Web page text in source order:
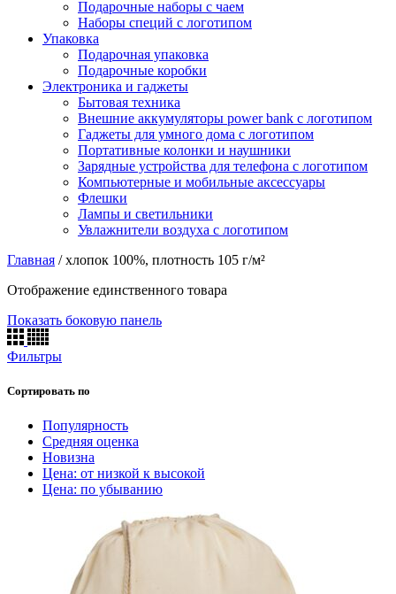
Подарочные наборы с чаем
Наборы специй с логотипом
Упаковка
Подарочная упаковка
Подарочные коробки
Электроника и гаджеты
Бытовая техника
Внешние аккумуляторы power bank с логотипом
Гаджеты для умного дома с логотипом
Портативные колонки и наушники
Зарядные устройства для телефона с логотипом
Компьютерные и мобильные аксессуары
Флешки
Лампы и светильники
Увлажнители воздуха с логотипом
Главная /хлопок 100%, плотность 105 г/м²
Отображение единственного товара
Показать боковую панель
Фильтры
Сортировать по
Популярность
Средняя оценка
Новизна
Цена: от низкой к высокой
Цена: по убыванию